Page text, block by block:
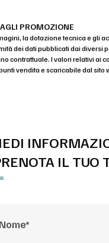
PROMOZIONE
la dotazione tecnica e gli
dei dati pubblicati dai diversi
contrattuale. I valori relativi ai
vendita e scaricabile dal sito
IL TUO